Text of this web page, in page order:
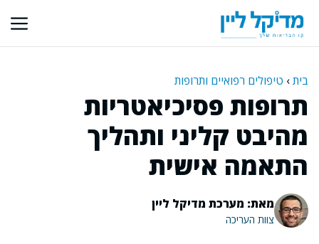
לתוכן
בית› טיפולים רפואיים ותרופות
תרופות פסיכיאטריות
מהיבט קליני ותהליך
התאמה אישית
מאת: מערכת מדיקל ליין
צוות העריכה